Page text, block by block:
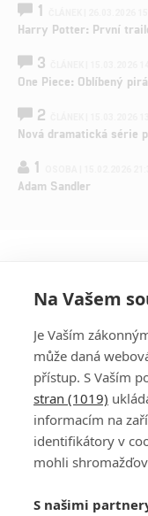
1
Harry Potter: První
3
One Piece: Oblíbený
2
Nová dramatická série
1
Adam Sandler
DISKUZE
Šéfredaktorkou webu je
Na Vašem
Je Vaším
může daná
přístup. S Vaším
stran (1019)
informacím na
identifikátory v
mohli
S našimi